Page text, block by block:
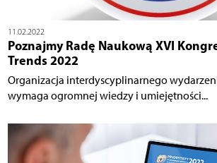
11.02.2022
Poznajmy Radę Naukową XVI
Trends 2022
Organizacja interdyscyplinarnego
wymaga ogromnej wiedzy i umiejętności...